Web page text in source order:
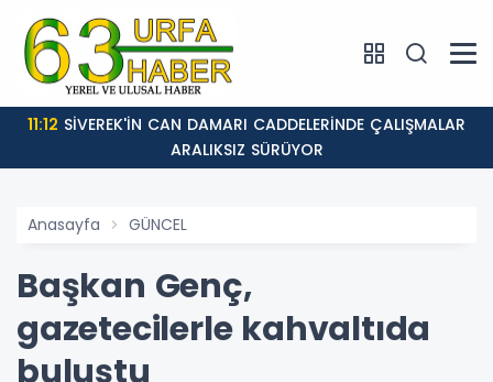
11:12
ARALIKSIZ SÜRÜYOR
Anasayfa GÜNCEL
Başkan Genç,
gazetecilerle kahvaltıda
buluştu